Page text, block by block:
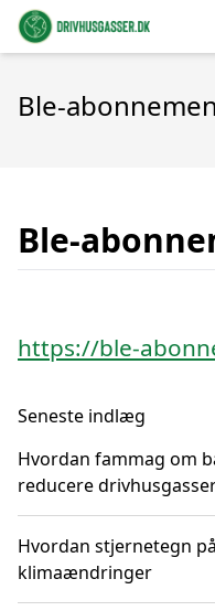
Ble-
Ble-
https://ble-
Seneste indlæg
Hvordan fammag om
reducere
Hvordan stjernetegn
klimaændringer